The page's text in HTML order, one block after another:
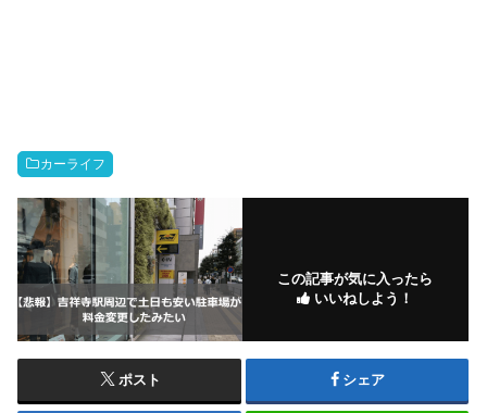
カーライフ
この記事が気に入ったら
いいねしよう！
ポスト シェア